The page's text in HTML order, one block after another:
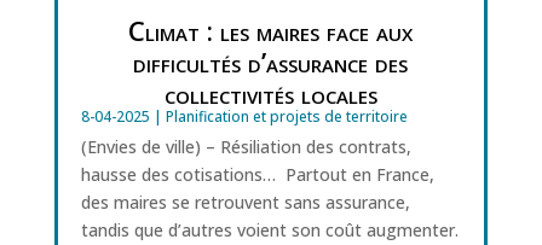
Climat : les maires face aux
difficultés d’assurance des
collectivités locales
8-04-2025 | Planification et projets de territoire
(Envies de ville) – Résiliation des contrats,
hausse des cotisations… Partout en France,
des maires se retrouvent sans assurance,
tandis que d’autres voient son coût augmenter.